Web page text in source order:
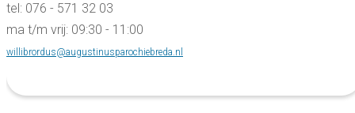
tel: 076 - 571 32 03
ma t/m vrij: 09:30 - 11:00
willibrordus@augustinusparochiebreda.nl